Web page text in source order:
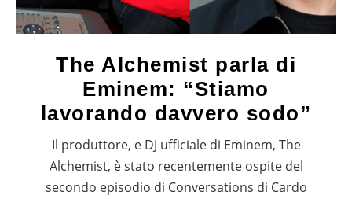
The Alchemist parla di
Eminem: “Stiamo
lavorando davvero sodo”
Il produttore, e DJ ufficiale di Eminem, The
Alchemist, è stato recentemente ospite del
secondo episodio di Conversations di Cardo